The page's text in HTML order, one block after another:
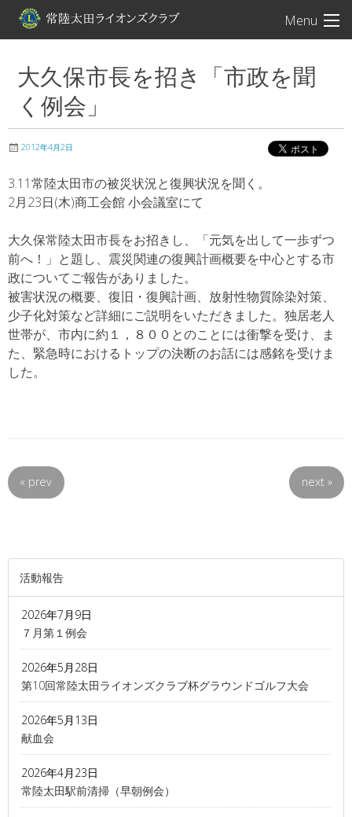
Menu
常陸太田ライオン
大久保市長を招き「市政を聞
く例会」
2012年4月2日
3.11常陸太田市の被災状況と復興状況を聞く。
2月23日(木)商工会館 小会議室にて
大久保常陸太田市長をお招きし、「元気を出して一歩ずつ
前へ！」と題し、震災関連の復興計画概要を中心とする市
政についてご報告がありました。
被害状況の概要、復旧・復興計画、放射性物質除染対策、
少子化対策など詳細にご説明をいただきました。独居老人
世帯が、市内に約１，８００とのことには衝撃を受け、ま
た、緊急時におけるトップの決断のお話には感銘を受けま
した。
« prev next »
活動報告
2026年7月9日
７月第１例会
2026年5月28日
第10回常陸太田ライオンズクラブ杯グラウンドゴルフ大会
2026年5月13日
献血会
2026年4月23日
常陸太田駅前清掃（早朝例会）